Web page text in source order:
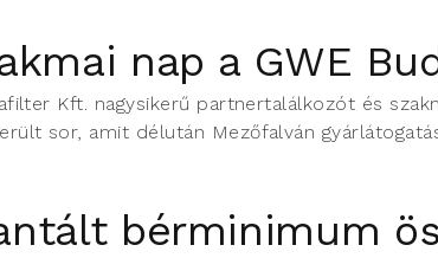
nap a GWE
Kft. nagysikerű partnertalálkozót és
sor, amit délután Mezőfalván
bérminimum